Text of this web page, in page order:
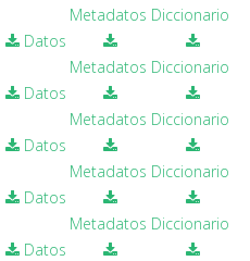
Metadatos Diccionario
Datos
Metadatos Diccionario
Datos
Metadatos Diccionario
Datos
Metadatos Diccionario
Datos
Metadatos Diccionario
Datos